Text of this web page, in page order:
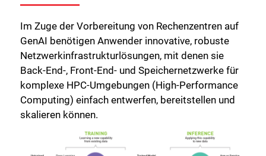
Im Zuge der Vorbereitung von Rechenzentren auf
GenAI benötigen Anwender innovative, robuste
Netzwerkinfrastrukturlösungen, mit denen sie
Back-End-, Front-End- und Speichernetzwerke für
komplexe HPC-Umgebungen (High-Performance
Computing) einfach entwerfen, bereitstellen und
skalieren können.